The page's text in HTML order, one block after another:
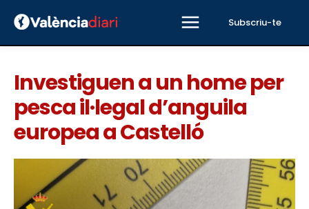
Subscriu-te
Investiguen a un home per
pesca il·legal d’anguila
europea a Castelló